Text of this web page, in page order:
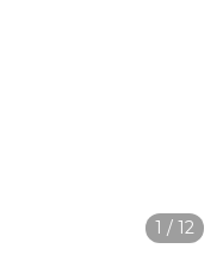
1 / 12